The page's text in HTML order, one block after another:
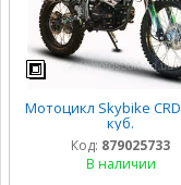
Мотоцикл Skybike
куб.
Код: 879025733
В наличии